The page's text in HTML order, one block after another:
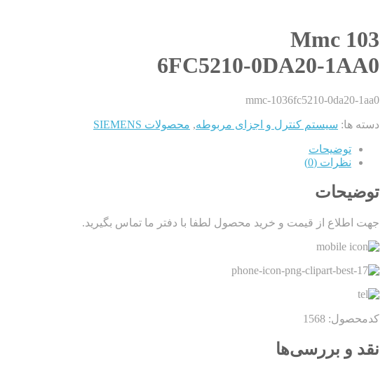
Mmc 103
6FC5210-0DA20-1AA0
mmc-1036fc5210-0da20-1aa0
دسته ها: سیستم کنترل و اجزای مربوطه, محصولات SIEMENS
توضیحات
نظرات (0)
توضیحات
جهت اطلاع از قیمت و خرید محصول لطفا با دفتر ما تماس بگیرید.
کدمحصول: 1568
نقد و بررسی‌ها